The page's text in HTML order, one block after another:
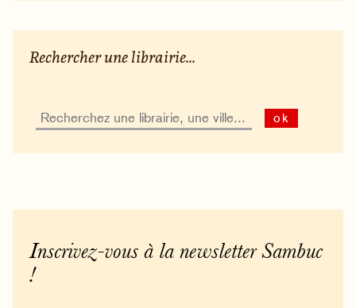
Rechercher une librairie...
ok
Inscrivez-vous à la newsletter Sambuc
!